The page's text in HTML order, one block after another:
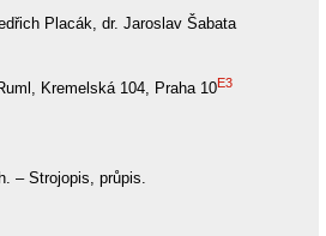
Placák, dr. Jaroslav Šabata
Kremelská 104, Praha 10E3
– Strojopis, průpis.